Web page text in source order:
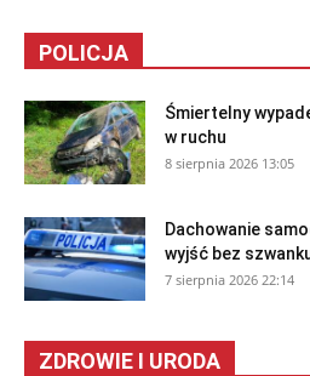
POLICJA
Śmiertelny
w ruchu
8 sierpnia 2026 13:05
Dachowanie
wyjść bez
7 sierpnia 2026 22:14
ZDROWIE I URODA